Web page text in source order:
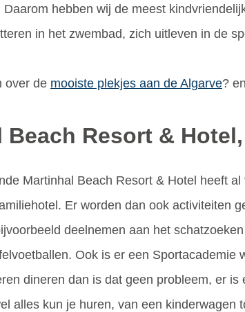
hebben wij de meest
in het zwembad, zich uitleven in de
over de mooiste plekjes aan de Algarve?
Beach Resort &
Martinhal Beach Resort & Hotel heeft
Er worden dan ook activiteiten
deelnemen aan het
Ook is er een
dineren dan is dat geen probleem, er
alles kun je huren, van een kinderwagen